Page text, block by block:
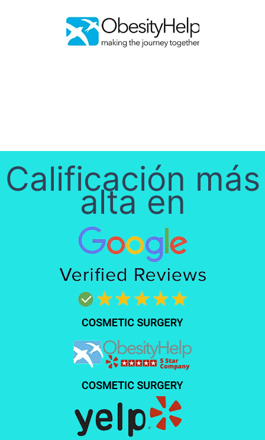
Calificación más
alta en